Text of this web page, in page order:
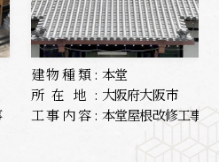
建物種類: 本堂
所在地: 大阪府大阪市
工事内容: 本堂屋根改修工事